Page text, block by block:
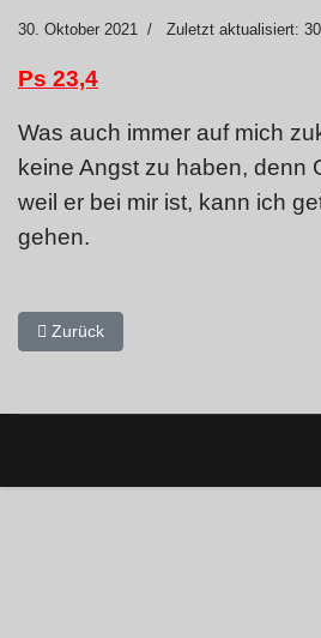
30. Oktober 2021 Zuletzt aktualisiert:
Ps 23,4
Was auch immer auf mich
keine Angst zu haben, denn
weil er bei mir ist, kann ich
gehen.
Vorheriger Beitrag: Muss ich auch
Zurück